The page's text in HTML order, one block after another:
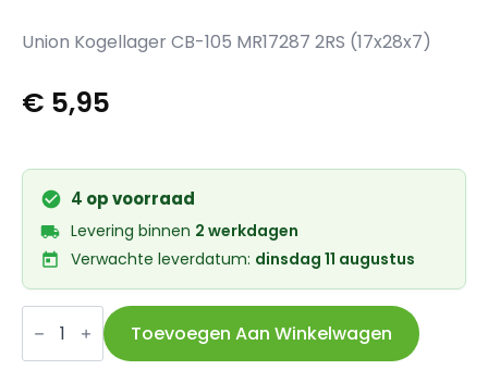
Union Kogellager CB-105 MR17287 2RS (17x28x7)
€ 5,95
4 op voorraad
Levering binnen 2 werkdagen
Verwachte leverdatum: dinsdag 11 augustus
Union
Kogellager
105
Toevoegen Aan Winkelwagen